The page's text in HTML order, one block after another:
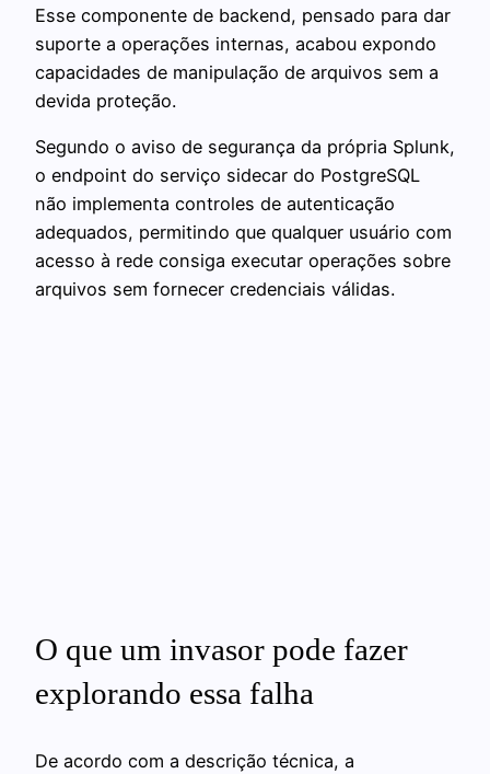
Esse componente de backend, pensado para dar
suporte a operações internas, acabou expondo
capacidades de manipulação de arquivos sem a
devida proteção.
Segundo o aviso de segurança da própria Splunk,
o endpoint do serviço sidecar do PostgreSQL
não implementa controles de autenticação
adequados, permitindo que qualquer usuário com
acesso à rede consiga executar operações sobre
arquivos sem fornecer credenciais válidas.
O que um invasor pode fazer
explorando essa falha
De acordo com a descrição técnica, a